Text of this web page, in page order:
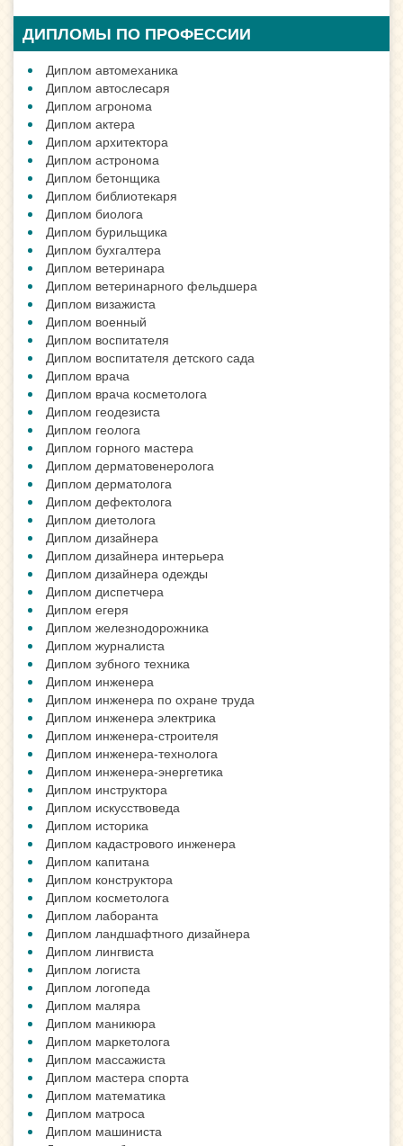
ДИПЛОМЫ ПО ПРОФЕССИИ
Диплом автомеханика
Диплом автослесаря
Диплом агронома
Диплом актера
Диплом архитектора
Диплом астронома
Диплом бетонщика
Диплом библиотекаря
Диплом биолога
Диплом бурильщика
Диплом бухгалтера
Диплом ветеринара
Диплом ветеринарного фельдшера
Диплом визажиста
Диплом военный
Диплом воспитателя
Диплом воспитателя детского сада
Диплом врача
Диплом врача косметолога
Диплом геодезиста
Диплом геолога
Диплом горного мастера
Диплом дерматовенеролога
Диплом дерматолога
Диплом дефектолога
Диплом диетолога
Диплом дизайнера
Диплом дизайнера интерьера
Диплом дизайнера одежды
Диплом диспетчера
Диплом егеря
Диплом железнодорожника
Диплом журналиста
Диплом зубного техника
Диплом инженера
Диплом инженера по охране труда
Диплом инженера электрика
Диплом инженера-строителя
Диплом инженера-технолога
Диплом инженера-энергетика
Диплом инструктора
Диплом искусствоведа
Диплом историка
Диплом кадастрового инженера
Диплом капитана
Диплом конструктора
Диплом косметолога
Диплом лаборанта
Диплом ландшафтного дизайнера
Диплом лингвиста
Диплом логиста
Диплом логопеда
Диплом маляра
Диплом маникюра
Диплом маркетолога
Диплом массажиста
Диплом мастера спорта
Диплом математика
Диплом матроса
Диплом машиниста